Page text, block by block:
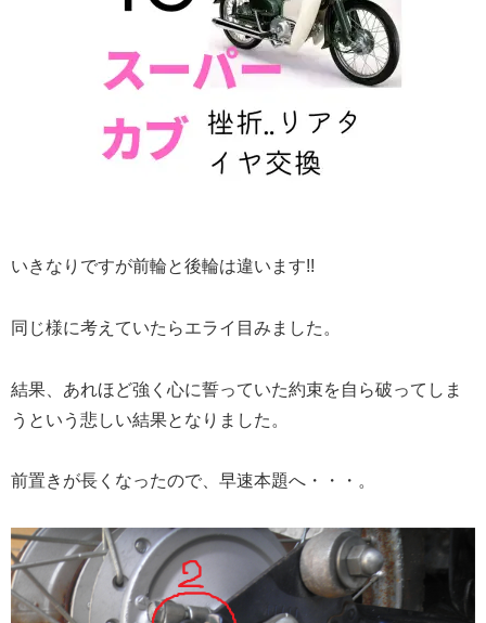
いきなりですが前輪と後輪は違います!!
同じ様に考えていたらエライ目みました。
結果、あれほど強く心に誓っていた約束を自ら破ってしま
うという悲しい結果となりました。
前置きが長くなったので、早速本題へ・・・。